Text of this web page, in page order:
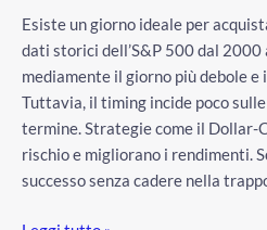
Esiste un giorno ideale per
dati storici dell’S&P 500 dal 2000
mediamente il giorno più debole
Tuttavia, il timing incide poco
termine. Strategie come il Dollar-
rischio e migliorano i rendimenti.
successo senza cadere nella